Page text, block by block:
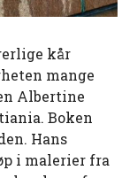
kår
mange
Albertine
Boken
Hans
i malerier fra